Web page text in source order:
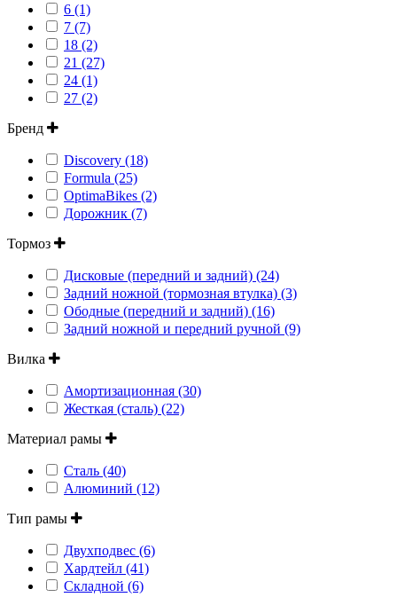
6 (1)
7 (7)
18 (2)
21 (27)
24 (1)
27 (2)
Бренд
Discovery (18)
Formula (25)
OptimaBikes (2)
Дорожник (7)
Тормоз
Дисковые (передний и задний) (24)
Задний ножной (тормозная втулка) (3)
Ободные (передний и задний) (16)
Задний ножной и передний ручной (9)
Вилка
Амортизационная (30)
Жесткая (сталь) (22)
Материал рамы
Сталь (40)
Алюминий (12)
Тип рамы
Двухподвес (6)
Хардтейл (41)
Складной (6)